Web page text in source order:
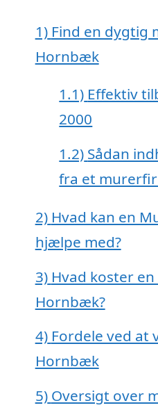
1) Find en dygtig
Hornbæk
1.1) Effektiv
2000
1.2) Sådan
fra et
2) Hvad kan en
hjælpe med?
3) Hvad koster
Hornbæk?
4) Fordele ved at
Hornbæk
5) Oversigt over